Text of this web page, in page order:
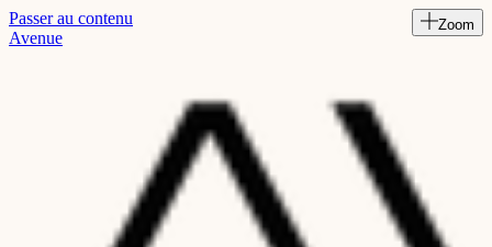
Read
Passer au contenu
Avenue
Zoom